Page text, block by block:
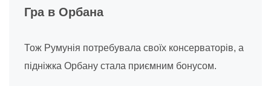
Гра в Орбана
Тож Румунія потребувала своїх консерваторів, а
підніжка Орбану стала приємним бонусом.